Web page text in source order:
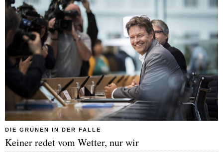
DIE GRÜNEN IN DER FALLE
Keiner redet vom Wetter, nur wir